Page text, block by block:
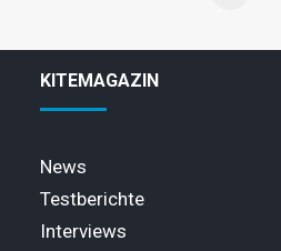
KITEMAGAZIN
News
Testberichte
Interviews